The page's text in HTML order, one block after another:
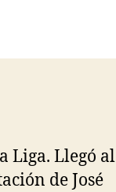
Liga. Llegó al
de José